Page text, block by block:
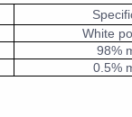
White
98%
0.5%